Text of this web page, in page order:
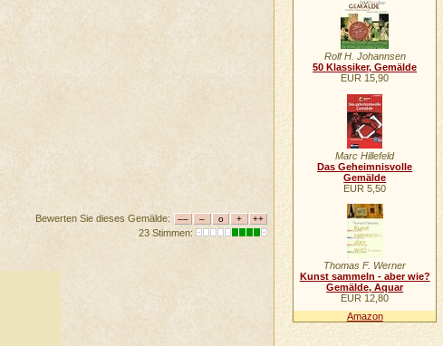
Bewerten Sie dieses Gemälde:
23 Stimmen:
Rolf H. Johannsen
50 Klassiker, Gemälde
EUR 15,90
Marc Hillefeld
Das Geheimnisvolle
Gemälde
EUR 5,50
Thomas F. Werner
Kunst sammeln - aber wie?
Gemälde, Aquar
EUR 12,80
Amazon